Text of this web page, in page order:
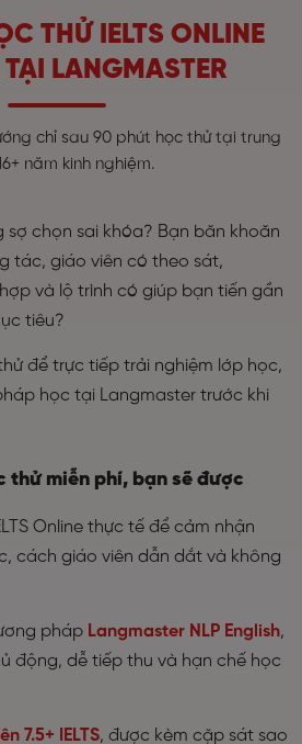
THỬ IELTS ONLINE
LANGMASTER
chỉ sau 90 phút học thử tại trung
năm kinh nghiệm.
sợ chọn sai khóa? Bạn băn khoăn
tác, giáo viên có theo sát,
và lộ trình có giúp bạn tiến gần
tiêu?
để trực tiếp trải nghiệm lớp học,
học tại Langmaster trước khi
thử miễn phí, bạn sẽ được
Online thực tế để cảm nhận
cách giáo viên dẫn dắt và không
pháp Langmaster NLP English,
động, dễ tiếp thu và hạn chế học
7.5+ IELTS, được kèm cặp sát sao